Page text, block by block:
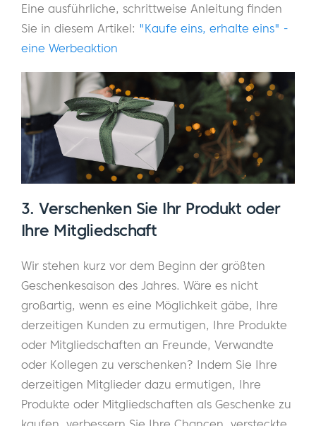
Eine ausführliche, schrittweise Anleitung finden
Sie in diesem Artikel: "Kaufe eins, erhalte eins" -
eine Werbeaktion
3. Verschenken Sie Ihr Produkt oder
Ihre Mitgliedschaft
Wir stehen kurz vor dem Beginn der größten
Geschenkesaison des Jahres. Wäre es nicht
großartig, wenn es eine Möglichkeit gäbe, Ihre
derzeitigen Kunden zu ermutigen, Ihre Produkte
oder Mitgliedschaften an Freunde, Verwandte
oder Kollegen zu verschenken? Indem Sie Ihre
derzeitigen Mitglieder dazu ermutigen, Ihre
Produkte oder Mitgliedschaften als Geschenke zu